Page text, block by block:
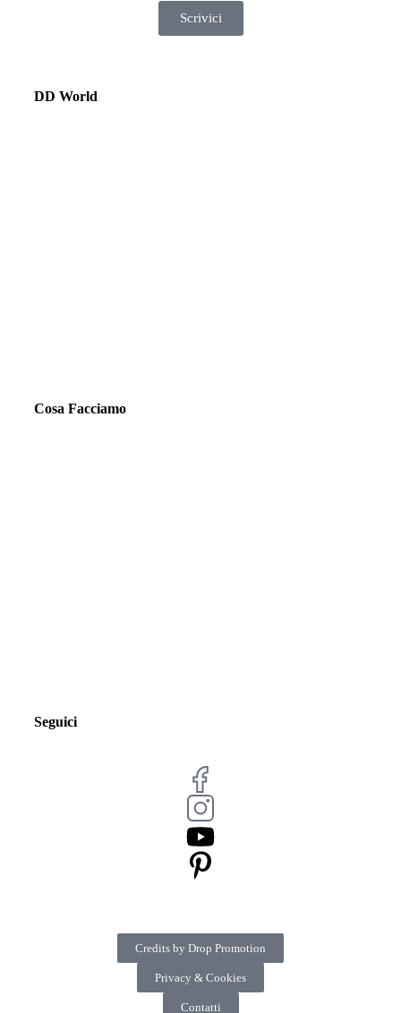
Scrivici
DD World
Cosa Facciamo
Seguici
Credits by Drop Promotion
Privacy & Cookies
Contatti